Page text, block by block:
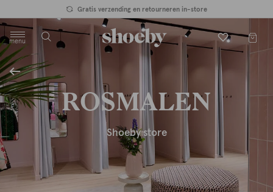
Gratis verzending en retourneren in-store
menu
label.header.toggle
ROSMALEN
Shoeby store